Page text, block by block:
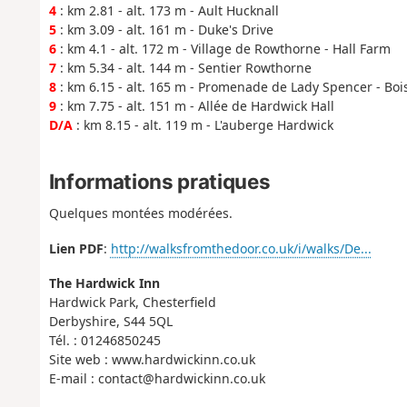
4: km 2.81 - alt. 173 m - Ault Hucknall
5: km 3.09 - alt. 161 m - Duke's Drive
6: km 4.1 - alt. 172 m - Village de Rowthorne - Hall Farm
7: km 5.34 - alt. 144 m - Sentier Rowthorne
8: km 6.15 - alt. 165 m - Promenade de Lady Spencer -
9: km 7.75 - alt. 151 m - Allée de Hardwick Hall
D/A: km 8.15 - alt. 119 m - L'auberge Hardwick
Informations pratiques
Quelques montées modérées.
Lien PDF: http://walksfromthedoor.co.uk/i/walks/De...
The Hardwick Inn
Hardwick Park, Chesterfield
Derbyshire, S44 5QL
Tél. : 01246850245
Site web : www.hardwickinn.co.uk
E-mail : contact@hardwickinn.co.uk